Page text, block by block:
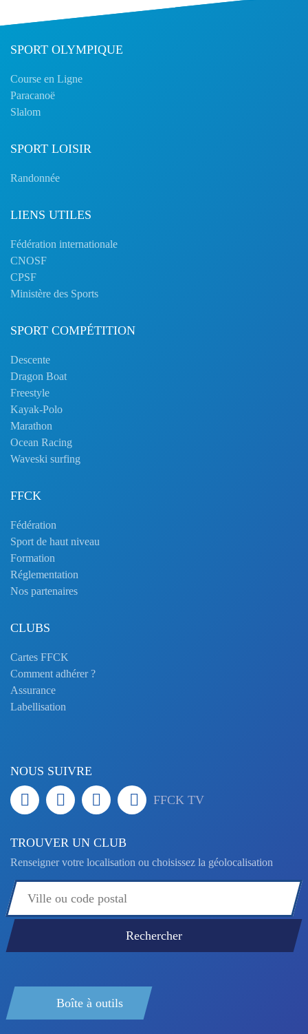
SPORT OLYMPIQUE
Course en Ligne
Paracanoë
Slalom
SPORT LOISIR
Randonnée
LIENS UTILES
Fédération internationale
CNOSF
CPSF
Ministère des Sports
SPORT COMPÉTITION
Descente
Dragon Boat
Freestyle
Kayak-Polo
Marathon
Ocean Racing
Waveski surfing
FFCK
Fédération
Sport de haut niveau
Formation
Réglementation
Nos partenaires
CLUBS
Cartes FFCK
Comment adhérer ?
Assurance
Labellisation
NOUS SUIVRE
FFCK TV
TROUVER UN CLUB
Renseigner votre localisation ou choisissez la géolocalisation
Boîte à outils